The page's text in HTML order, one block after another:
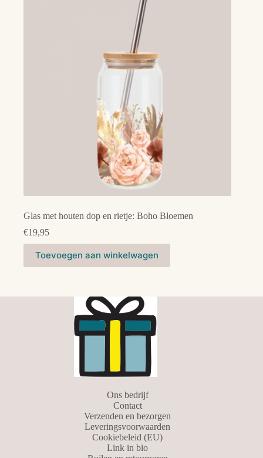
Glas met houten dop en rietje: Boho Bloemen
€19,95
Toevoegen aan winkelwagen
Ons bedrijf
Contact
Verzenden en bezorgen
Leveringsvoorwaarden
Cookiebeleid (EU)
Link in bio